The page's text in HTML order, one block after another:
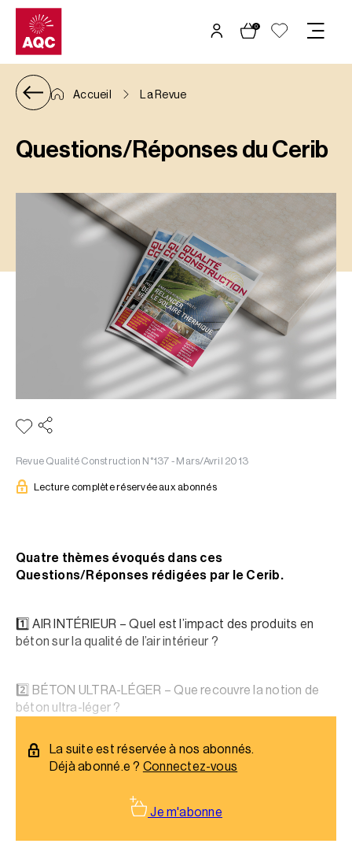
Panneau de gestion des cookies
0
Accueil La Revue
Questions/Réponses du Cerib
Revue Qualité Construction N°137 - Mars/Avril 2013
Lecture complète réservée aux abonnés
Quatre thèmes évoqués dans ces
Questions/Réponses rédigées par le Cerib.
1️⃣ AIR INTÉRIEUR – Quel est l’impact des produits en
béton sur la qualité de l’air intérieur ?
2️⃣ BÉTON ULTRA-LÉGER – Que recouvre la notion de
béton ultra-léger ?
La suite est réservée à nos abonnés.
Déjà abonné.e ? Connectez-vous
Je m'abonne